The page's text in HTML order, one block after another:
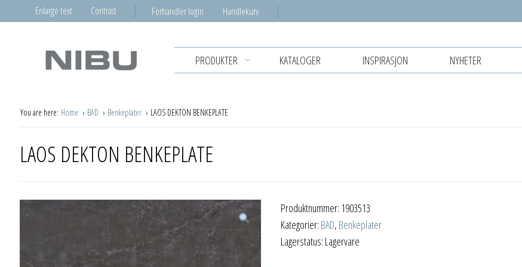
Enlarge text Contrast Forhandler login Handlekurv
PRODUKTER KATALOGER INSPIRASJON NYHETER
You are here: Home BAD Benkeplater LAOS DEKTON BENKEPLATE
LAOS DEKTON BENKEPLATE
Produktnummer: 1903513
Kategorier: BAD, Benkeplater
Lagerstatus: Lagervare